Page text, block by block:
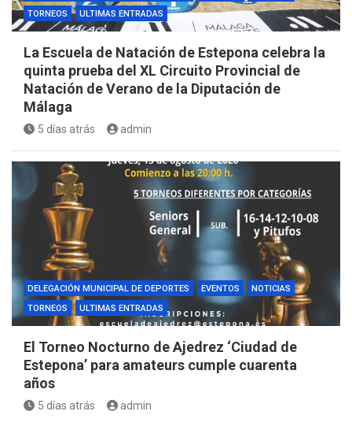
TORNEOS
ULTIMAS ENTRADAS
La Escuela de Natación de Estepona celebra la
quinta prueba del XL Circuito Provincial de
Natación de Verano de la Diputación de
Málaga
5 días atrás admin
DELEGACIÓN MUNICIPAL DE DEPORTES EVENTOS
NOTICIAS
TORNEOS
ULTIMAS ENTRADAS
El Torneo Nocturno de Ajedrez ‘Ciudad de
Estepona’ para amateurs cumple cuarenta
años
5 días atrás admin